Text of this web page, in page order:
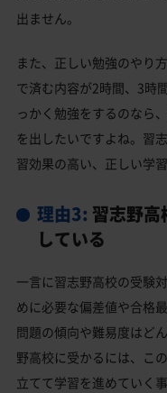
出ません。
また、正しい勉強のやり
で済む内容が2時間、3時
っかく勉強をするのなら
を出したいですよね。習
習効果の高い、正しい学
理由3: 習志野高
している
一言に習志野高校の受験
めに必要な偏差値や合格
問題の傾向や難易度はど
野高校に受かるには、こ
立てて学習を進めていく